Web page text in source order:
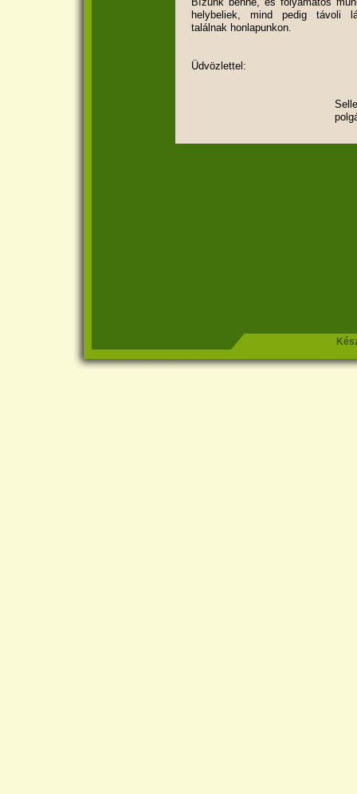
helybeliek, mind pedig távoli
találnak honlapunkon.
Üdvözlettel: